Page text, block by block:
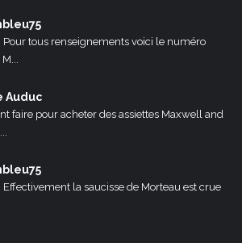
Pour tous renseignements voici le numéro
Auduc
faire pour acheter des assiettes Maxwell and
Effectivement la saucisse de Morteau est crue